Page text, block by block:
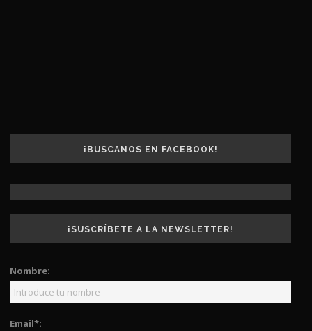
¡BUSCANOS EN FACEBOOK!
¡SUSCRÍBETE A LA NEWSLETTER!
Nombre:
Email*: